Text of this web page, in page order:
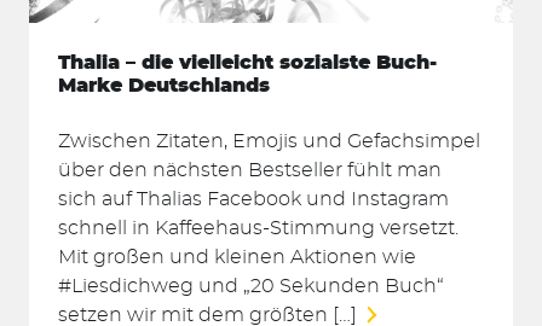
Thalia – die vielleicht sozialste Buch-
Marke Deutschlands
Zwischen Zitaten, Emojis und Gefachsimpel
über den nächsten Bestseller fühlt man
sich auf Thalias Facebook und Instagram
schnell in Kaffeehaus-Stimmung versetzt.
Mit großen und kleinen Aktionen wie
#Liesdichweg und „20 Sekunden Buch“
setzen wir mit dem größten […]